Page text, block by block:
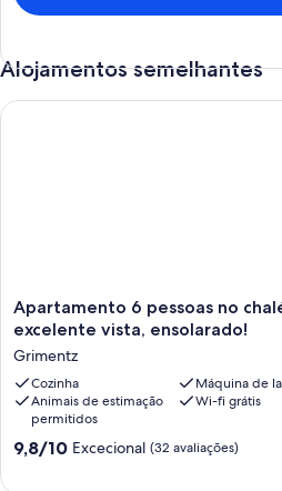
Alojamentos semelhantes
Apartamento
6
no
chalé
com
jardim,
Apartamento 6 pessoas no
excelente vista, ensolarado!
Grimentz
Cozinha
Máquina de
Animais de estimação
permitidos
Wi-fi grátis
Pontuação
9,8/10 Excecional (32 avaliações)
Apartamento 6 pessoas no chalé